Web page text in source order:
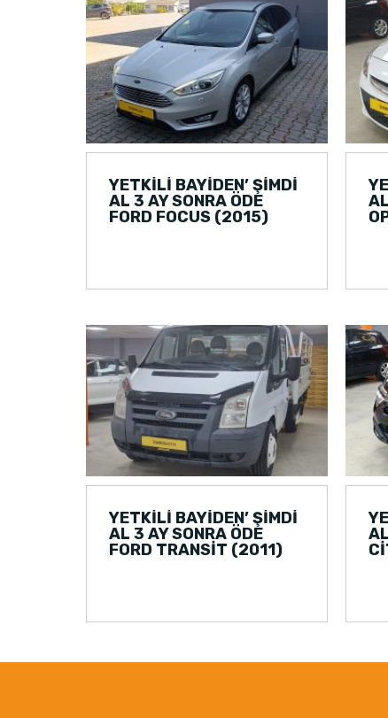
YETKİLİ BAYİDEN’ ŞİMDİ
AL 3 AY SONRA ÖDE
FORD FOCUS (2015)
YETKİLİ BAYİDEN’ ŞİMDİ
AL 3 AY SONRA ÖDE
FORD TRANSİT (2011)